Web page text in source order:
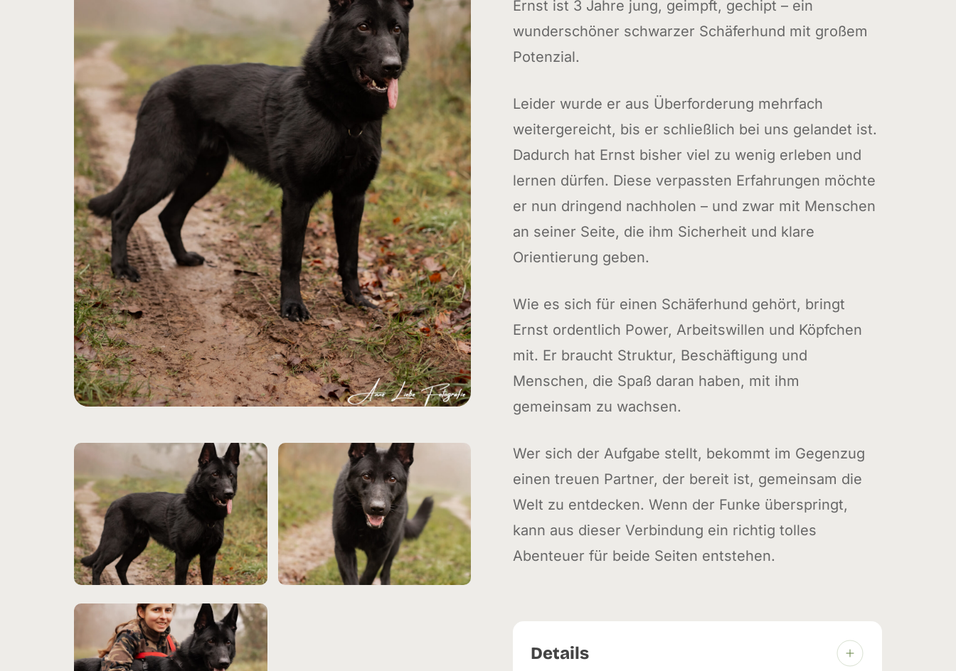
Hit enter to search or ESC to close
Ernst ist 3 Jahre jung, geimpft, gechipt – ein
wunderschöner schwarzer Schäferhund mit großem
Potenzial.
Leider wurde er aus Überforderung mehrfach
weitergereicht, bis er schließlich bei uns gelandet ist.
Dadurch hat Ernst bisher viel zu wenig erleben und
lernen dürfen. Diese verpassten Erfahrungen möchte
er nun dringend nachholen – und zwar mit Menschen
an seiner Seite, die ihm Sicherheit und klare
Orientierung geben.
Wie es sich für einen Schäferhund gehört, bringt
Ernst ordentlich Power, Arbeitswillen und Köpfchen
mit. Er braucht Struktur, Beschäftigung und
Menschen, die Spaß daran haben, mit ihm
gemeinsam zu wachsen.
Wer sich der Aufgabe stellt, bekommt im Gegenzug
einen treuen Partner, der bereit ist, gemeinsam die
Welt zu entdecken. Wenn der Funke überspringt,
kann aus dieser Verbindung ein richtig tolles
Abenteuer für beide Seiten entstehen.
Details